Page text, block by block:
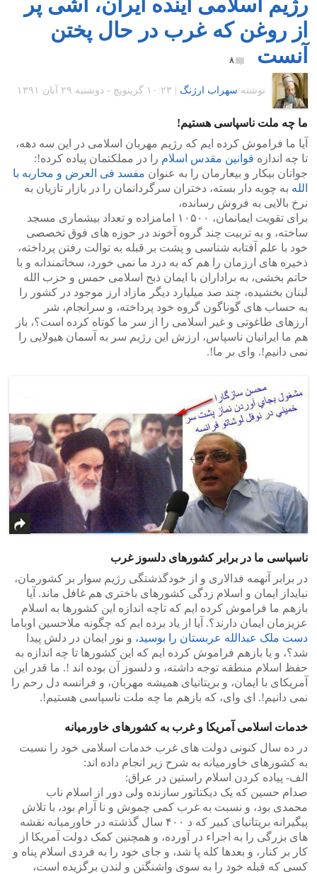
از روغن که غرب در حال پختن
آنست
۸
نوشته سهراب ارژنگ ۱۰:۲۳ گرينويچ - دوشنبه ۲۹ آبان ۱۳۹۱
ما چه ملت ناسپاسی هستیم!
آیا ما فراموش کرده ایم که رژیم مهربان اسلامی در این سه دهه،
تا چه اندازه قوانین مقدس اسلام را در مملکتمان پیاده کرده!:
جوانان بیکار و بیعارمان را به عنوان مفسد فی العرض و محاربه با
الله به چوبه دار بسته، دختران سرگردانمان را در بازار تازیان به
نرخ بالایی به فروش رسانده،
برای تقویت ایمانمان، ۱۰۵۰۰ امامزاده و تعداد بیشماری مسجد
ساخته، و به تربیت چند گروه آخوند در حوزه های فوق تخصصی
خود با علم آفتابه شناسی و پشت بر قبله به توالت رفتن پرداخته،
ذخیره های ارزمان را هم که به درد ما نمی خورد، سخاتمندانه و با
حاتم بخشی، به براداران با ایمان ذبح اسلامی حمس و حزب الله
لبنان بخشیده، چند صد میلیارد دیگر مازاد ارز موجود در کشور را
به حساب های گوناگون گروه خود پرداخته، و سرانجام، شر
ارزهای طاغوتی و غیر اسلامی را از سر ما کوتاه کرده است؟، باز
هم ما ایرانیان ناسپاس، ارزش این رژیم سر به آسمان هیولایی را
نمی دانیم!. وای بر ما!.
ناسپاسی ما در برابر کشورهای دلسوز غرب
در برابر آنهمه فدالاری و از خودگذشتگی رژیم سوار بر کشورمان،
نبایداز ایمان و اسلام زدگی کشورهای باختری هم غافل ماند. آیا
بازهم ما فراموش کرده ایم که تاچه اندازه این کشورها به اسلام
عزیزمان ایمان دارند؟. آیا از یاد برده ایم که چگونه ملاحسین اوباما
دست ملک عبدالله عربستان را بوسید، و نور ایمان در دلش پیدا
شد؟، و یا بازهم فراموش کرده ایم که این کشورها تا چه اندازه به
حفظ اسلام منطقه توجه داشته، و دلسوز آن بوده اند !. ما قدر این
آمریکای با ایمان، و بریتانیای همیشه مهربان، و فرانسه دل رحم را
نمی دانیم!. ای وای، که بازهم ما چه ملت ناسپاسی هستیم!.
خدمات اسلامی آمریکا و غرب به کشورهای خاورمیانه
در ده سال کنونی دولت های غرب خدمات اسلامی خود را نسبت
به کشورهای خاورمیانه به شرح زیر انجام داده اند:
الف- پیاده کردن اسلام راستین در عراق:
صدام حسین که یک دیکتاتور سازنده ولی دور از اسلام ناب
محمدی بود، و نسبت به غرب کمی چموش و نا آرام بود، با تلاش
پیگیرانه بریتانیای کبیر که د ۴۰۰ سال گذشته در خاورمیانه نقشه
های بزرگی را به اجراء در آورده، و همچنین کمک دولت آمریکا از
کار بر کنار، و بعدها کله پا شد، و جای خود را به فردی اسلام پناه و
کسی که قبله خود را به سوی واشنگتن و لندن برگزیده است،